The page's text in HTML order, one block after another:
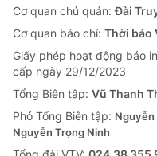
Cơ quan chủ quản:Đài
Cơ quan báo chí: Thời báo
Giấy phép hoạt động báo
cấp ngày 29/12/2023
Tổng Biên tập: Vũ Thanh
Phó Tổng Biên tập: Nguyễn
Nguyễn Trọng Ninh